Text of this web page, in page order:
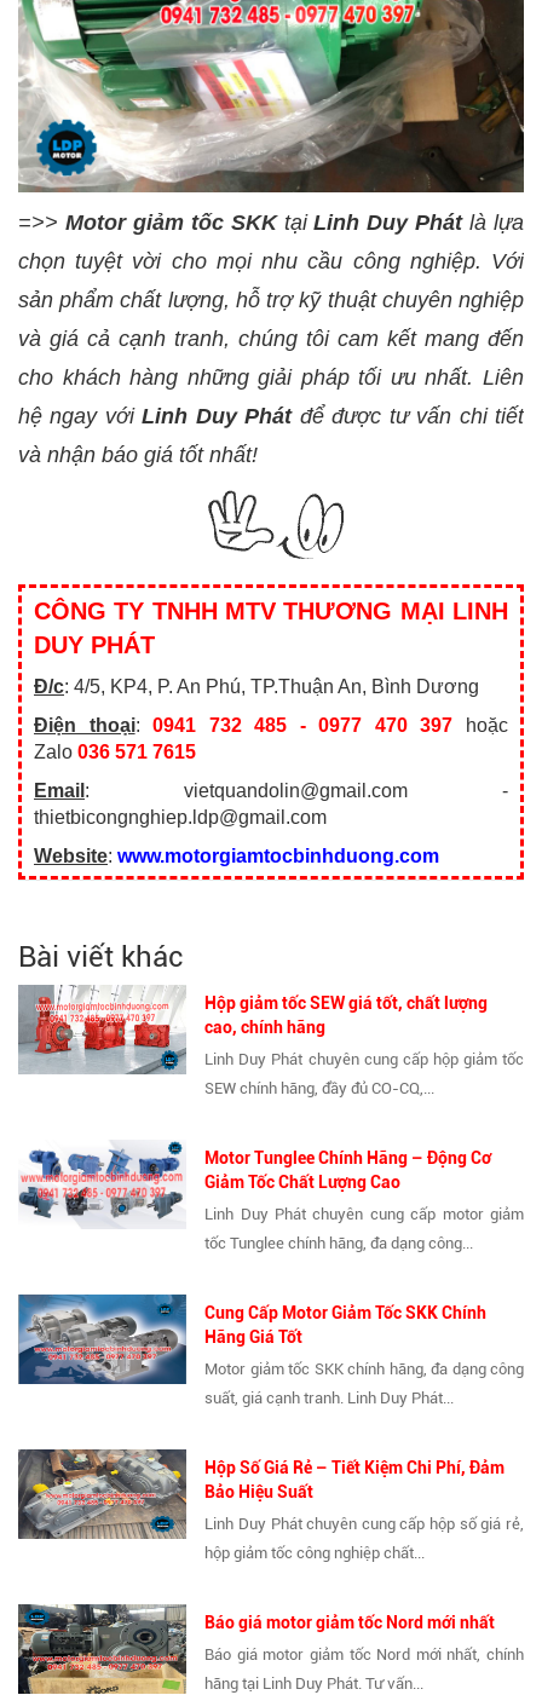
=>> Motor giảm tốc SKKtạiLinh Duy Phátlà lựa
chọn tuyệt vời cho mọi nhu cầu công nghiệp. Với
sản phẩm chất lượng, hỗ trợ kỹ thuật chuyên nghiệp
và giá cả cạnh tranh, chúng tôi cam kết mang đến
cho khách hàng những giải pháp tối ưu nhất. Liên
hệ ngay vớiLinh Duy Phátđể được tư vấn chi tiết
và nhận báo giá tốt nhất!
CÔNG TY TNHH MTV THƯƠNG MẠI LINH
DUY PHÁT
Đ/c: 4/5, KP4, P. An Phú, TP.Thuận An, Bình Dương
Điện thoại:0941 732 485 - 0977 470 397 hoặc
Zalo 036 571 7615
Email : vietquandolin@gmail.com -
thietbicongnghiep.ldp@gmail.com
Website: www.motorgiamtocbinhduong.com
Bài viết khác
Hộp giảm tốc SEW giá tốt, chất lượng
cao, chính hãng
Linh Duy Phát chuyên cung cấp hộp giảm tốc
SEW chính hãng, đầy đủ CO-CQ,...
Motor Tunglee Chính Hãng – Động Cơ
Giảm Tốc Chất Lượng Cao
Linh Duy Phát chuyên cung cấp motor giảm
tốc Tunglee chính hãng, đa dạng công...
Cung Cấp Motor Giảm Tốc SKK Chính
Hãng Giá Tốt
Motor giảm tốc SKK chính hãng, đa dạng công
suất, giá cạnh tranh. Linh Duy Phát...
Hộp Số Giá Rẻ – Tiết Kiệm Chi Phí, Đảm
Bảo Hiệu Suất
Linh Duy Phát chuyên cung cấp hộp số giá rẻ,
hộp giảm tốc công nghiệp chất...
Báo giá motor giảm tốc Nord mới nhất
Báo giá motor giảm tốc Nord mới nhất, chính
hãng tại Linh Duy Phát. Tư vấn...